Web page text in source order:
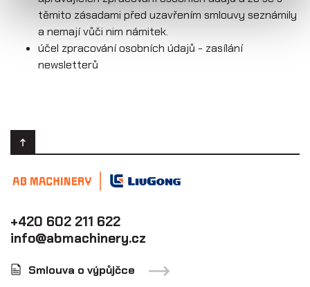
těmito zásadami před uzavřením smlouvy seznámily
a nemají vůči nim námitek.
účel zpracování osobních údajů - zasílání
newsletterů
+420 602 211 622
info@abmachinery.cz
Smlouva o výpůjčce